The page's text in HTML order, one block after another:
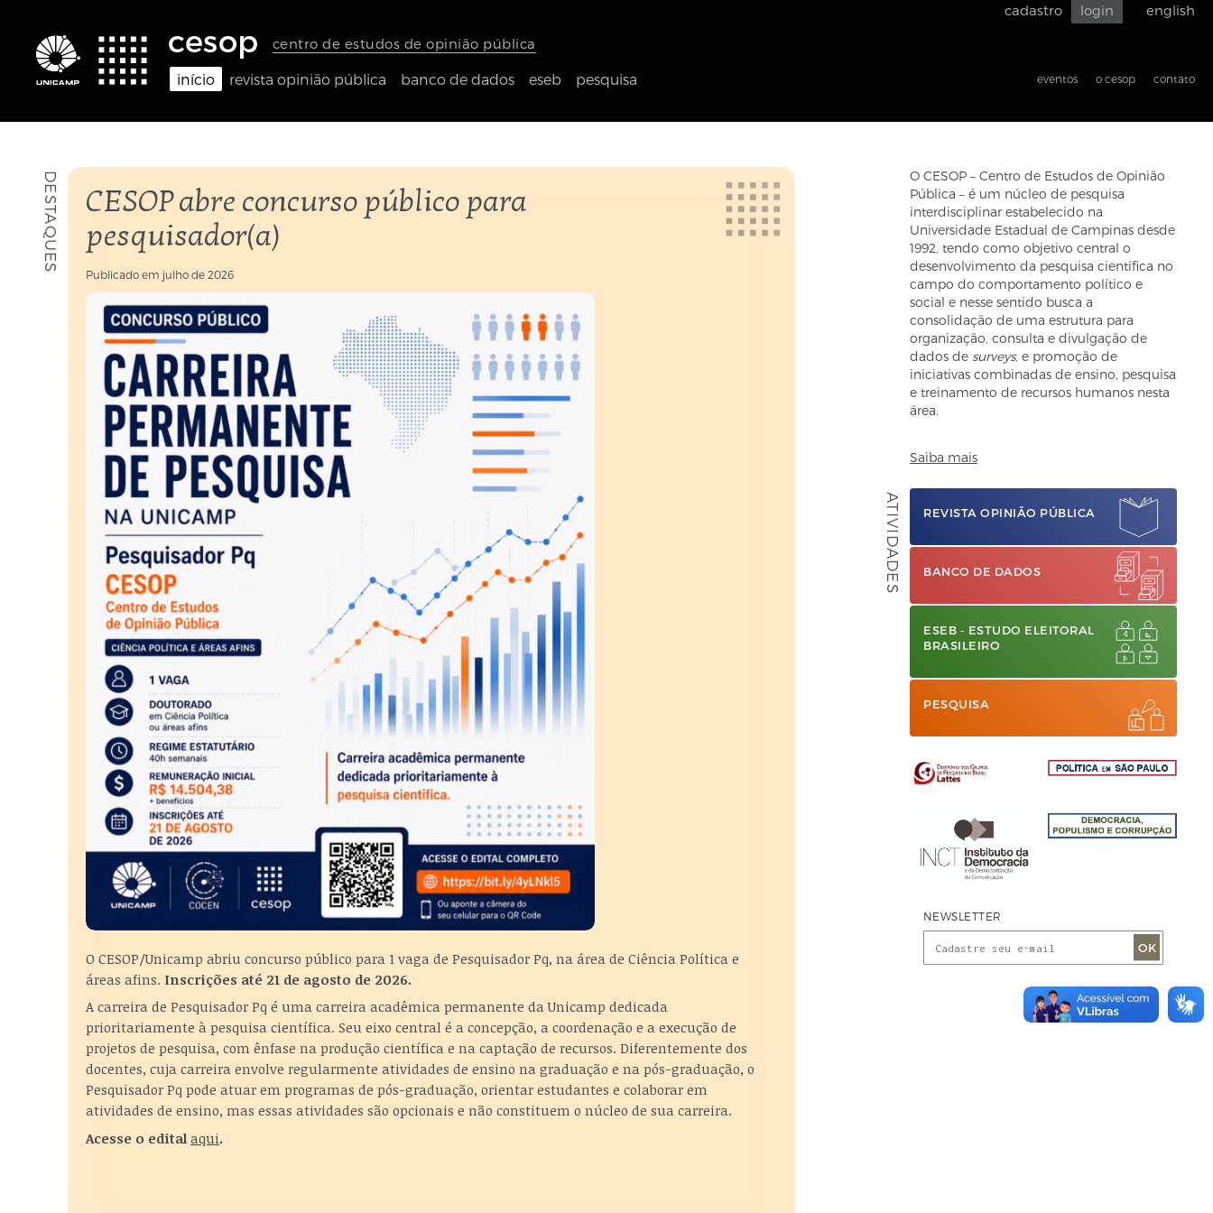
acessibilidade
conteúdo
rodapé
idioma
(Language
selection)
cesop centro de estudos de opinião pública
início revista opinião pública banco de dados eseb pesquisa eventos o cesop contato
cadastro login english
DESTAQUES
CESOP abre concurso público para
pesquisador(a)
Publicado em julho de 2026
O CESOP/Unicamp abriu concurso público para 1 vaga de Pesquisador Pq, na área de Ciência Política e
áreas afins. Inscrições até 21 de agosto de 2026.
A carreira de Pesquisador Pq é uma carreira acadêmica permanente da Unicamp dedicada
prioritariamente à pesquisa científica. Seu eixo central é a concepção, a coordenação e a execução de
projetos de pesquisa, com ênfase na produção científica e na captação de recursos. Diferentemente dos
docentes, cuja carreira envolve regularmente atividades de ensino na graduação e na pós-graduação, o
Pesquisador Pq pode atuar em programas de pós-graduação, orientar estudantes e colaborar em
atividades de ensino, mas essas atividades são opcionais e não constituem o núcleo de sua carreira.
Acesse o edital aqui.
O CESOP – Centro de Estudos de Opinião
Pública – é um núcleo de pesquisa
interdisciplinar estabelecido na
Universidade Estadual de Campinas desde
1992, tendo como objetivo central o
desenvolvimento da pesquisa científica no
campo do comportamento político e
social e nesse sentido busca a
consolidação de uma estrutura para
organização, consulta e divulgação de
dados de surveys, e promoção de
iniciativas combinadas de ensino, pesquisa
e treinamento de recursos humanos nesta
área.
Saiba mais
ATIVIDADES REVISTA OPINIÃO PÚBLICA
BANCO DE DADOS
ESEB - ESTUDO ELEITORAL
BRASILEIRO
PESQUISA
NEWSLETTER